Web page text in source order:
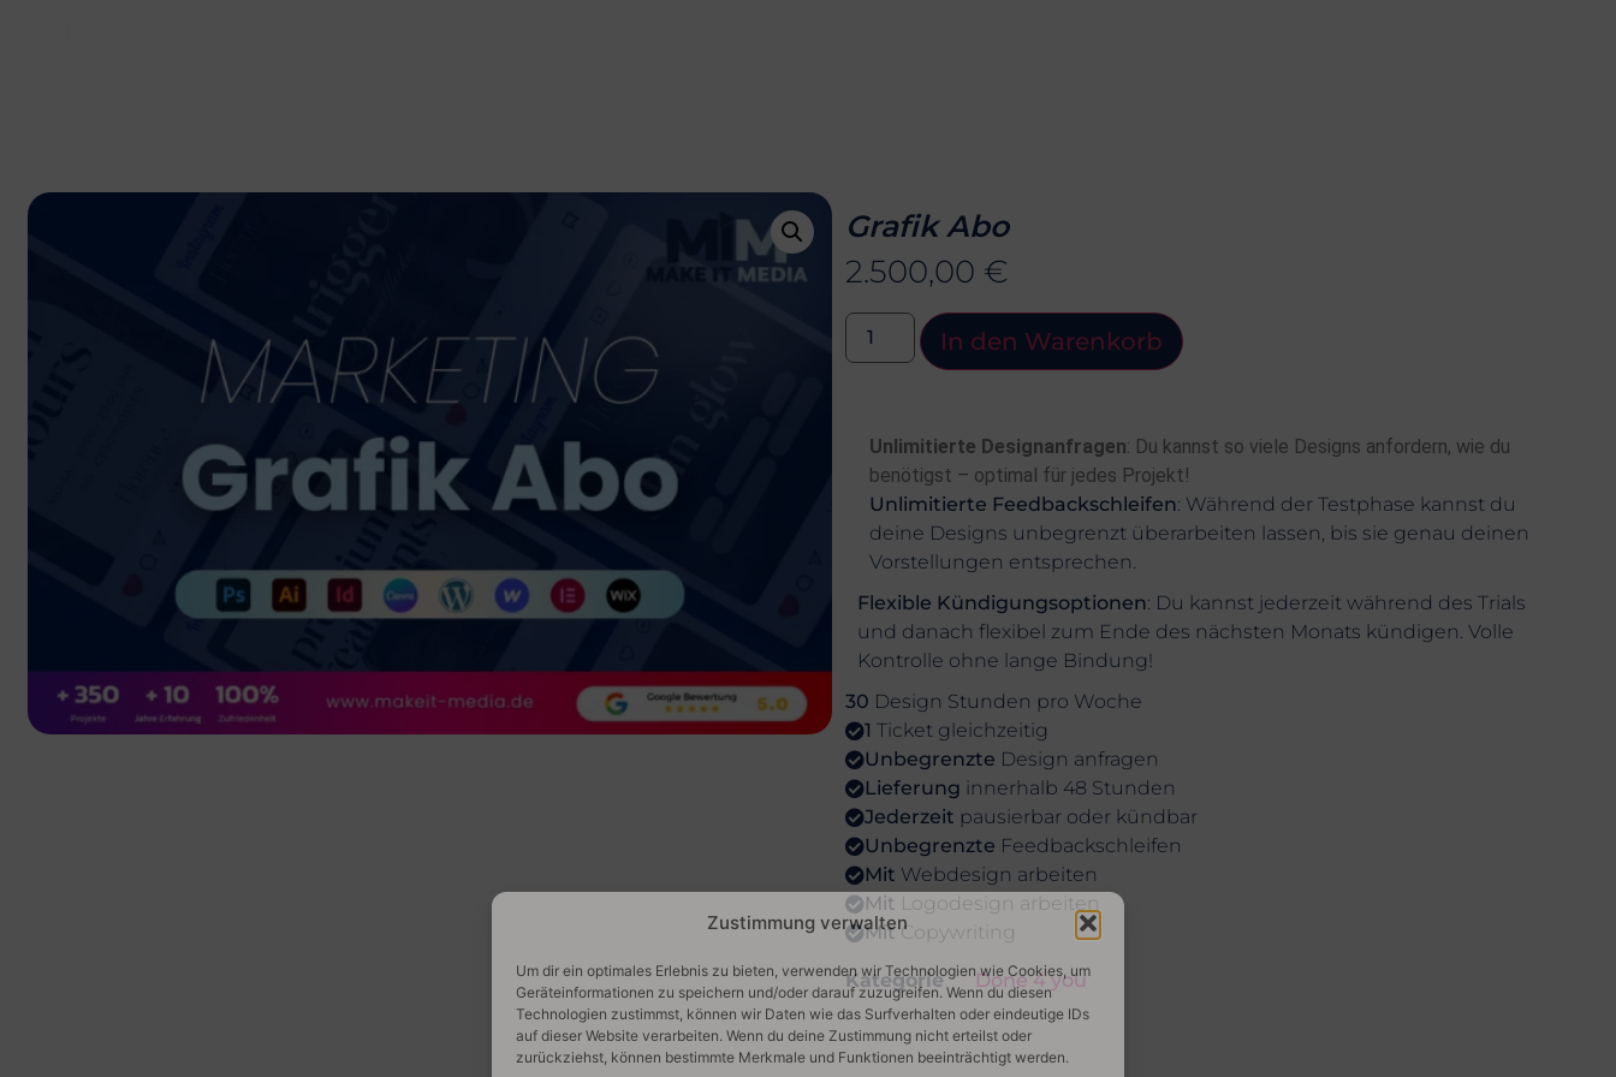
Zustimmung verwalten
Um dir ein optimales Erlebnis zu bieten, verwenden wir Technologien wie Cookies, um
Geräteinformationen zu speichern und/oder darauf zuzugreifen. Wenn du diesen
Technologien zustimmst, können wir Daten wie das Surfverhalten oder eindeutige IDs
auf dieser Website verarbeiten. Wenn du deine Zustimmung nicht erteilst oder
zurückziehst, können bestimmte Merkmale und Funktionen beeinträchtigt werden.
Grafik Abo
2.500,00 €
In den Warenkorb
Unlimitierte Designanfragen: Du kannst so viele Designs anfordern, wie du
benötigst – optimal für jedes Projekt!
Unlimitierte Feedbackschleifen: Während der Testphase kannst du
deine Designs unbegrenzt überarbeiten lassen, bis sie genau deinen
Vorstellungen entsprechen.
Flexible Kündigungsoptionen: Du kannst jederzeit während des Trials
und danach flexibel zum Ende des nächsten Monats kündigen. Volle
Kontrolle ohne lange Bindung!
30 Design Stunden pro Woche
1 Ticket gleichzeitig
Unbegrenzte Design anfragen
Lieferung innerhalb 48 Stunden
Jederzeit pausierbar oder kündbar
Unbegrenzte Feedbackschleifen
Mit Webdesign arbeiten
Mit Logodesign arbeiten
Mit Copywriting
Kategorie Done 4 you